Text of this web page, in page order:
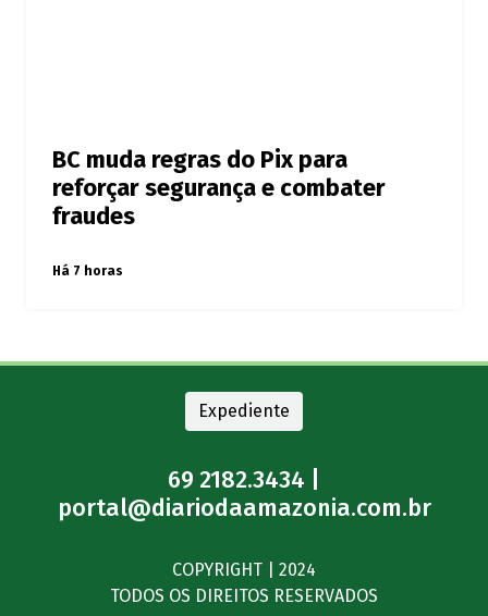
BC muda regras do Pix para
reforçar segurança e combater
fraudes
Há 7 horas
Expediente
69 2182.3434 |
portal@diariodaamazonia.com.br
COPYRIGHT | 2024
TODOS OS DIREITOS RESERVADOS